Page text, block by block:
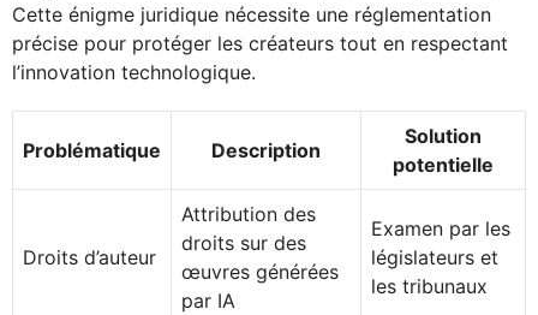
Cette énigme juridique nécessite une réglementation
précise pour protéger les créateurs tout en respectant
l’innovation technologique.
Problématique Description
Solution
potentielle
Droits d’auteur
Attribution des
droits sur des
œuvres générées
par IA
Examen par les
législateurs et
les tribunaux